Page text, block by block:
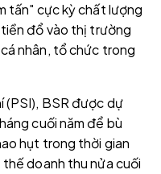
tấn" cực kỳ chất lượng
đổ vào thị trường
nhân, tổ chức trong
(PSI), BSR được dự
cuối năm để bù
hụt trong thời gian
doanh thu nửa cuối